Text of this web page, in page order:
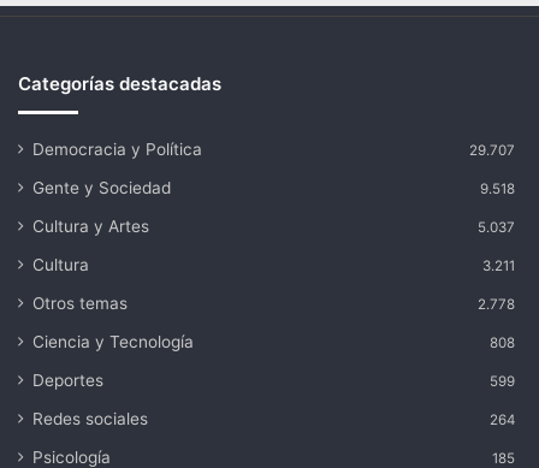
Categorías destacadas
Democracia y Política 29.707
Gente y Sociedad 9.518
Cultura y Artes 5.037
Cultura 3.211
Otros temas 2.778
Ciencia y Tecnología 808
Deportes 599
Redes sociales 264
Psicología 185